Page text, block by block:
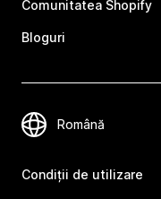
Comunitatea Shopify
Bloguri
Condiții de utilizare